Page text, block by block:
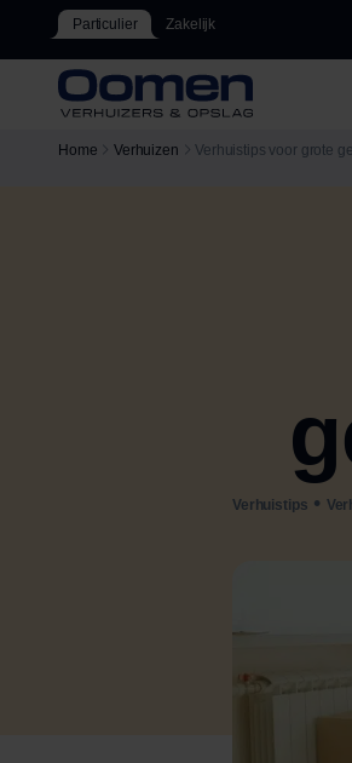
Particulier Zakelijk
Home Verhuizen Verhuistips voor grote
Verhuistips •